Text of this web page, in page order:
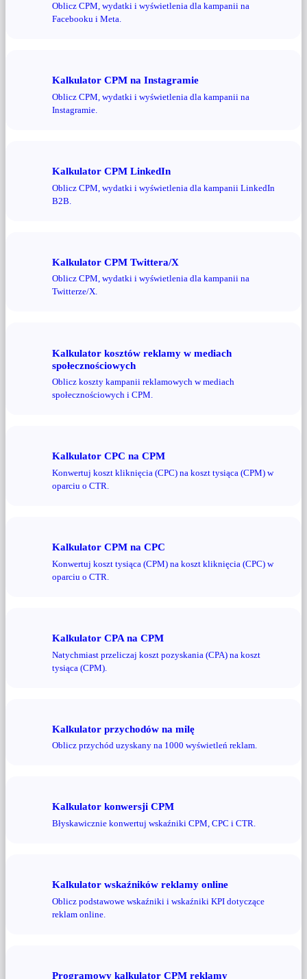
Oblicz CPM, wydatki i wyświetlenia dla kampanii na
Facebooku i Meta.
Kalkulator CPM na Instagramie
Oblicz CPM, wydatki i wyświetlenia dla kampanii na
Instagramie.
Kalkulator CPM LinkedIn
Oblicz CPM, wydatki i wyświetlenia dla kampanii LinkedIn
B2B.
Kalkulator CPM Twittera/X
Oblicz CPM, wydatki i wyświetlenia dla kampanii na
Twitterze/X.
Kalkulator kosztów reklamy w mediach
społecznościowych
Oblicz koszty kampanii reklamowych w mediach
społecznościowych i CPM.
Kalkulator CPC na CPM
Konwertuj koszt kliknięcia (CPC) na koszt tysiąca (CPM) w
oparciu o CTR.
Kalkulator CPM na CPC
Konwertuj koszt tysiąca (CPM) na koszt kliknięcia (CPC) w
oparciu o CTR.
Kalkulator CPA na CPM
Natychmiast przeliczaj koszt pozyskania (CPA) na koszt
tysiąca (CPM).
Kalkulator przychodów na milę
Oblicz przychód uzyskany na 1000 wyświetleń reklam.
Kalkulator konwersji CPM
Błyskawicznie konwertuj wskaźniki CPM, CPC i CTR.
Kalkulator wskaźników reklamy online
Oblicz podstawowe wskaźniki i wskaźniki KPI dotyczące
reklam online.
Programowy kalkulator CPM reklamy